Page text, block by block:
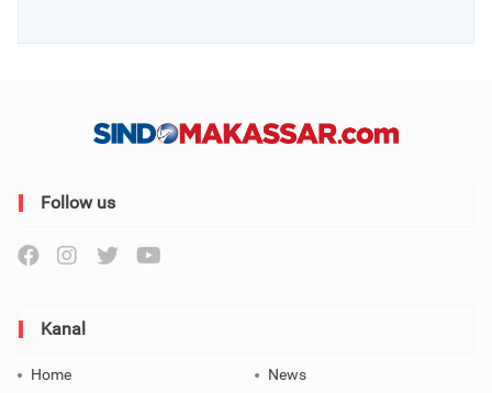
Follow us
Kanal
Home
News